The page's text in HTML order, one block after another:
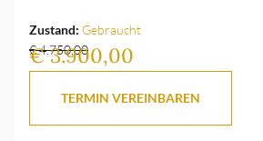
Zustand: Gebraucht
€ 4.750,00
€ 3.900,00
TERMIN VEREINBAREN